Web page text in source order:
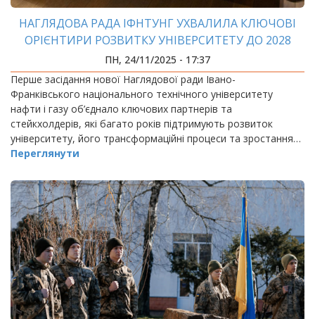
НАГЛЯДОВА РАДА ІФНТУНГ УХВАЛИЛА КЛЮЧОВІ
ОРІЄНТИРИ РОЗВИТКУ УНІВЕРСИТЕТУ ДО 2028
РОКУ
ПН, 24/11/2025 - 17:37
Перше засідання нової Наглядової ради Івано-
Франківського національного технічного університету
нафти і газу об’єднало ключових партнерів та
стейкхолдерів, які багато років підтримують розвиток
університету, його трансформаційні процеси та зростання…
Переглянути